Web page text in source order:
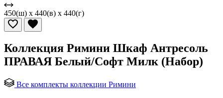
450(ш) x 440(в) x 440(г)
Коллекция Римини Шкаф Антресоль
ПРАВАЯ Белый/Софт Милк (Набор)
Все комплекты коллекции Римини